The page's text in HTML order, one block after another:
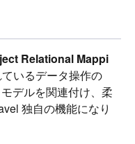
Relational Mappi
いるデータ操作の
デルを関連付け、柔
独自の機能になり